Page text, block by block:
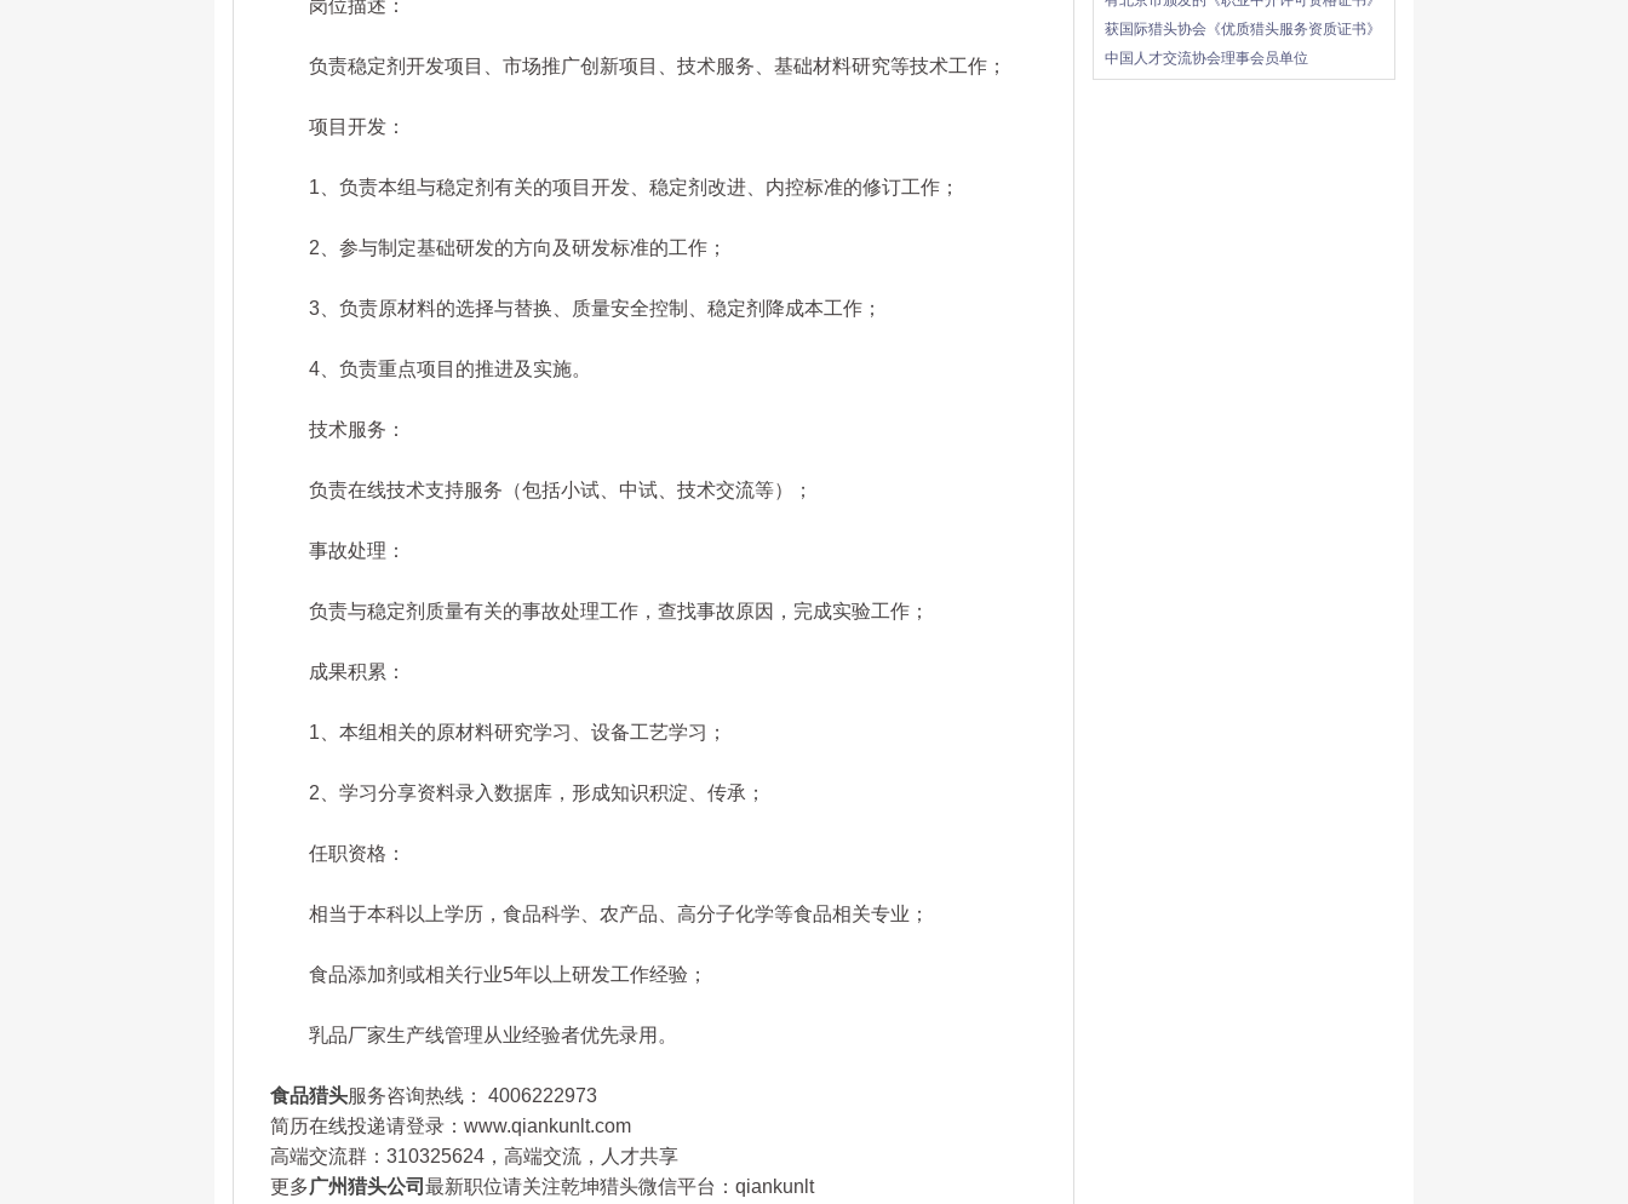
岗位描述：
负责稳定剂开发项目、市场推广创新项目、技术服务、基础材料研究等技术工作；
项目开发：
1、负责本组与稳定剂有关的项目开发、稳定剂改进、内控标准的修订工作；
2、参与制定基础研发的方向及研发标准的工作；
3、负责原材料的选择与替换、质量安全控制、稳定剂降成本工作；
4、负责重点项目的推进及实施。
技术服务：
负责在线技术支持服务（包括小试、中试、技术交流等）；
事故处理：
负责与稳定剂质量有关的事故处理工作，查找事故原因，完成实验工作；
成果积累：
1、本组相关的原材料研究学习、设备工艺学习；
2、学习分享资料录入数据库，形成知识积淀、传承；
任职资格：
相当于本科以上学历，食品科学、农产品、高分子化学等食品相关专业；
食品添加剂或相关行业5年以上研发工作经验；
乳品厂家生产线管理从业经验者优先录用。
食品猎头服务咨询热线： 4006222973
简历在线投递请登录：www.qiankunlt.com
高端交流群：310325624，高端交流，人才共享
更多广州猎头公司 最新职位请关注乾坤猎头微信平台：qiankunlt
获国际猎头协会《优质猎头服务资质证书》
中国人才交流协会理事会员单位